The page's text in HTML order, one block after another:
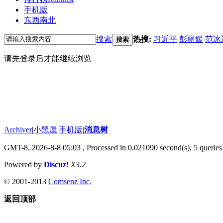
手机版
东西南北
搜索 搜索 热搜: 习近平 彭丽媛 范冰
请先登录后才能继续浏览
Archiver|小黑屋|手机版|消息树
GMT-8, 2026-8-8 05:03 , Processed in 0.021090 second(s), 5 queries
Powered by Discuz! X3.2
© 2001-2013 Comsenz Inc.
返回顶部